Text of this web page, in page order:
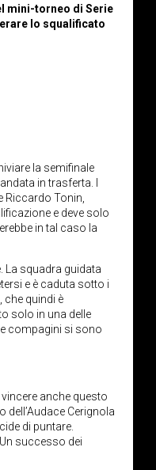
mini-torneo di Serie
lo squalificato
la semifinale
in trasferta. I
Tonin,
e deve solo
in tal caso la
La squadra guidata
e è caduta sotto i
che quindi è
solo in una delle
compagini si sono
anche questo
Cerignola
di puntare.
successo dei